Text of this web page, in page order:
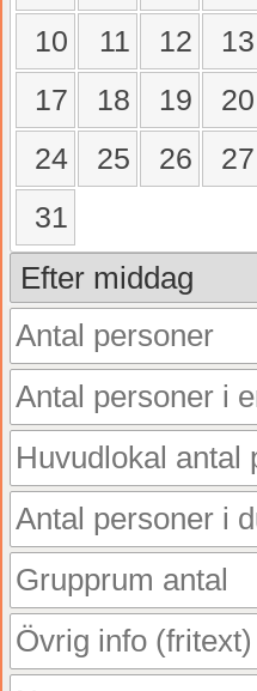
10
11 12 13
17
18 19 20
24
25 26 27
31